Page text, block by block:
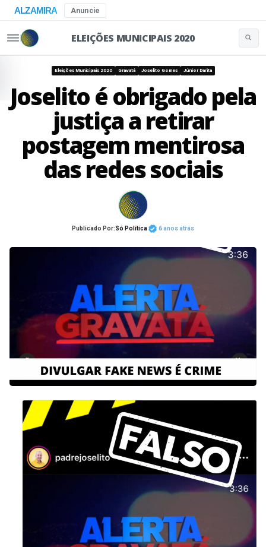
ALZAMIRA Anuncie
ELEIÇÕES MUNICIPAIS 2020
Eleições Municipais 2020 Gravatá Joselito Gomes Júnior Darita
Joselito é obrigado pela
justiça a retirar
postagem mentirosa
das redes sociais
Publicado Por:Só Política 6 anos atrás